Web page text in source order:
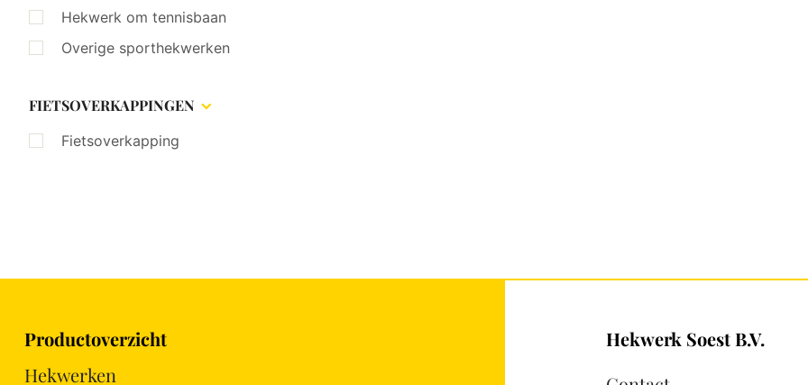
Hekwerk om tennisbaan
Overige sporthekwerken
FIETSOVERKAPPINGEN
Fietsoverkapping
Productoverzicht
Hekwerken
Hekwerk Soest B.V.